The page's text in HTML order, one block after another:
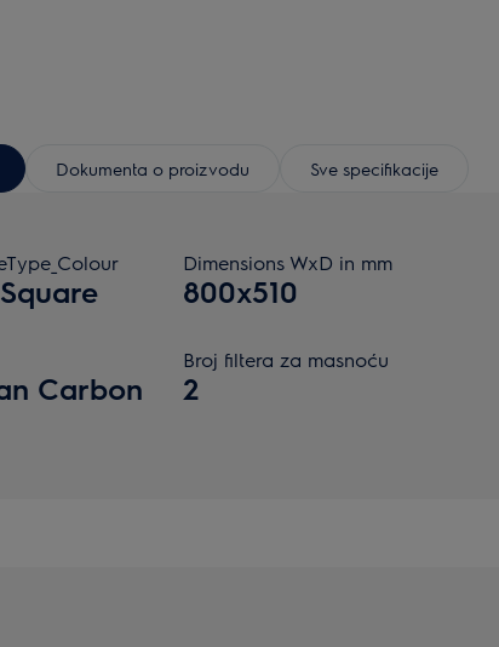
Dokumenta o proizvodu Sve specifikacije
Dimensions WxD in mm
800x510
Carbon
Broj filtera za masnoću
2